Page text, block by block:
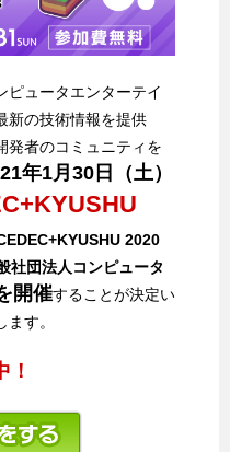
ピュータエンターテイ
新の技術情報を提供
発者のコミュニティを
年1月30日（土）
2020
社団法人コンピュータ
開催することが決定い
す。
！